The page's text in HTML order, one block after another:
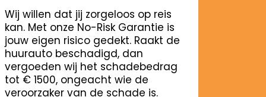
Wij willen dat jij zorgeloos op reis
kan. Met onze No-Risk Garantie is
jouw eigen risico gedekt. Raakt de
huurauto beschadigd, dan
vergoeden wij het schadebedrag
tot € 1500, ongeacht wie de
veroorzaker van de schade is.